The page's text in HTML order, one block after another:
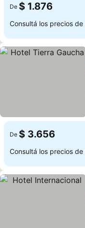
De $ 1.876
Consultá los precios de
De $ 3.656
Consultá los precios de